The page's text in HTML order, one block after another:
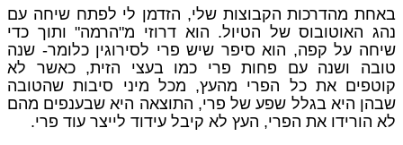
באחת מהדרכות הקבוצות שלי, הזדמן לי לפתח שיחה עם
נהג האוטובוס של הטיול. הוא דרוזי מ"הרמה" ותוך כדי
שיחה על קפה, הוא סיפר שיש פרי לסירוגין כלומר- שנה
טובה ושנה עם פחות פרי כמו בעצי הזית, כאשר לא
קוטפים את כל הפרי מהעץ, מכל מיני סיבות שהטובה
שבהן היא בגלל שפע של פרי, התוצאה היא שבענפים מהם
לא הורידו את הפרי, העץ לא קיבל עידוד לייצר עוד פרי.